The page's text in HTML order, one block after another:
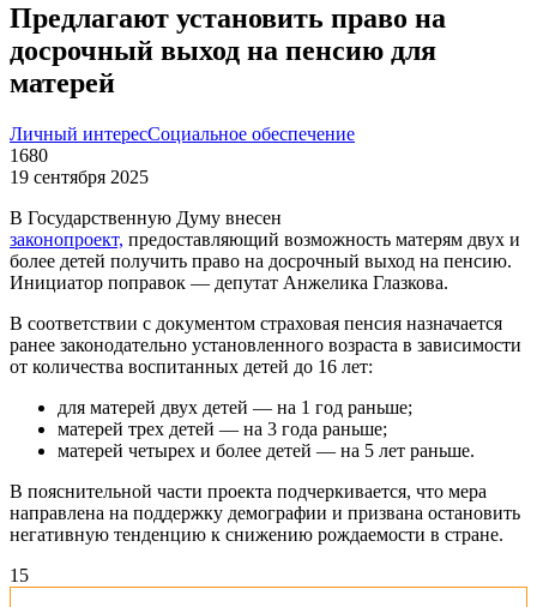
Предлагают установить право на
досрочный выход на пенсию для
матерей
Личный интересСоциальное обеспечение
1680
19 сентября 2025
В Государственную Думу внесен
законопроект, предоставляющий возможность матерям двух и
более детей получить право на досрочный выход на пенсию.
Инициатор поправок — депутат Анжелика Глазкова.
В соответствии с документом страховая пенсия назначается
ранее законодательно установленного возраста в зависимости
от количества воспитанных детей до 16 лет:
для матерей двух детей — на 1 год раньше;
матерей трех детей — на 3 года раньше;
матерей четырех и более детей — на 5 лет раньше.
В пояснительной части проекта подчеркивается, что мера
направлена на поддержку демографии и призвана остановить
негативную тенденцию к снижению рождаемости в стране.
1 5